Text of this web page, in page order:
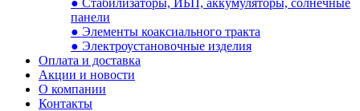
● Стабилизаторы, ИБП, аккумуляторы, солнечные
панели
● Элементы коаксиального тракта
● Электроустановочные изделия
Оплата и доставка
Акции и новости
О компании
Контакты